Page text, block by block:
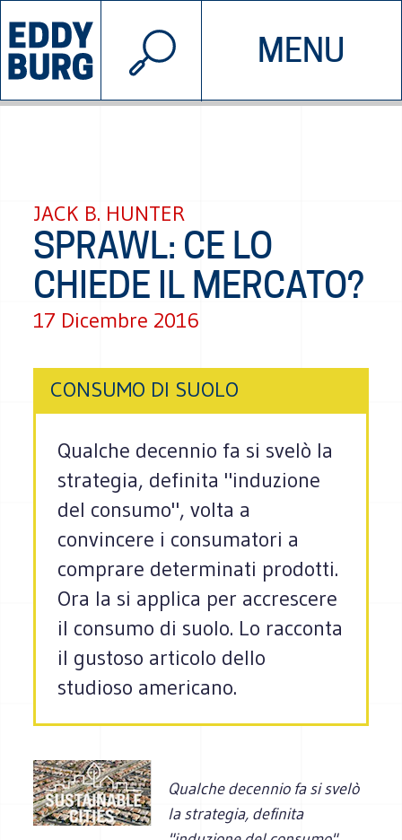
MENU
INIZIATIVE CHI SIAMO
© 2026 EDDYBURG
JACK B. HUNTER
SPRAWL: CE LO
CHIEDE IL MERCATO?
17 Dicembre 2016
CONSUMO DI SUOLO
Qualche decennio fa si svelò la
strategia, definita "induzione
del consumo", volta a
convincere i consumatori a
comprare determinati prodotti.
Ora la si applica per accrescere
il consumo di suolo. Lo racconta
il gustoso articolo dello
studioso americano.
Qualche decennio fa si svelò
la strategia, definita